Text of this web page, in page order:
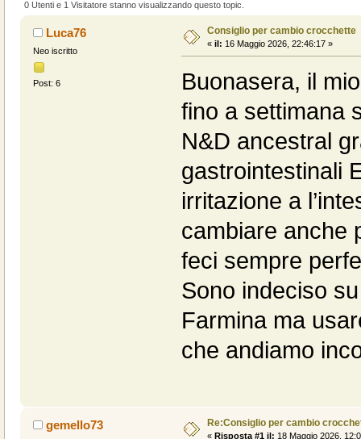
0 Utenti e 1 Visitatore stanno visualizzando questo topic.
Luca76
Neo iscritto
Post: 6
Consiglio per cambio crocchette
« il: 16 Maggio 2026, 22:46:17 »
Buonasera, il
fino a settimana
N&D ancestral
gastrointestinali
irritazione a
cambiare anche
feci sempre
Sono indeciso
Farmina ma
che andiamo
gemello73 Re:Consiglio per cambio
« Risposta #1 il: 18 Maggio 2026,